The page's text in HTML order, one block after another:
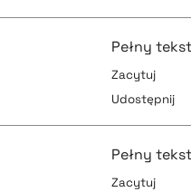
pobierz cytat
pobierz cytat
Pełny tekst
Zacytuj
Udostępnij
Pełny tekst
Zacytuj